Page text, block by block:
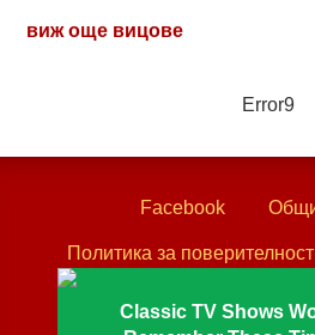
виж още вицове
Error9
Classic TV Shows
Facebook
Политика за поверителност